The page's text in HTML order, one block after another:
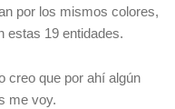
por los mismos colores,
estas 19 entidades.
creo que por ahí algún
me voy.